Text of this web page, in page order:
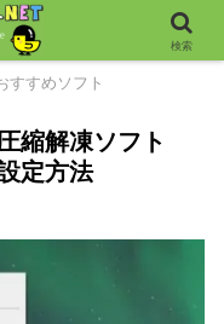
すすめソフト
縮解凍ソフト
定方法
検索